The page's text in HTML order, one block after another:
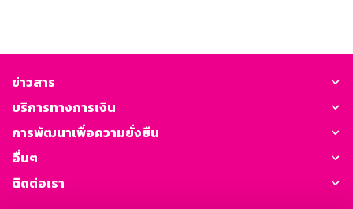
ข่าวสาร
บริการทางการเงิน
การพัฒนาเพื่อความยั่งยืน
อื่นๆ
ติดต่อเรา